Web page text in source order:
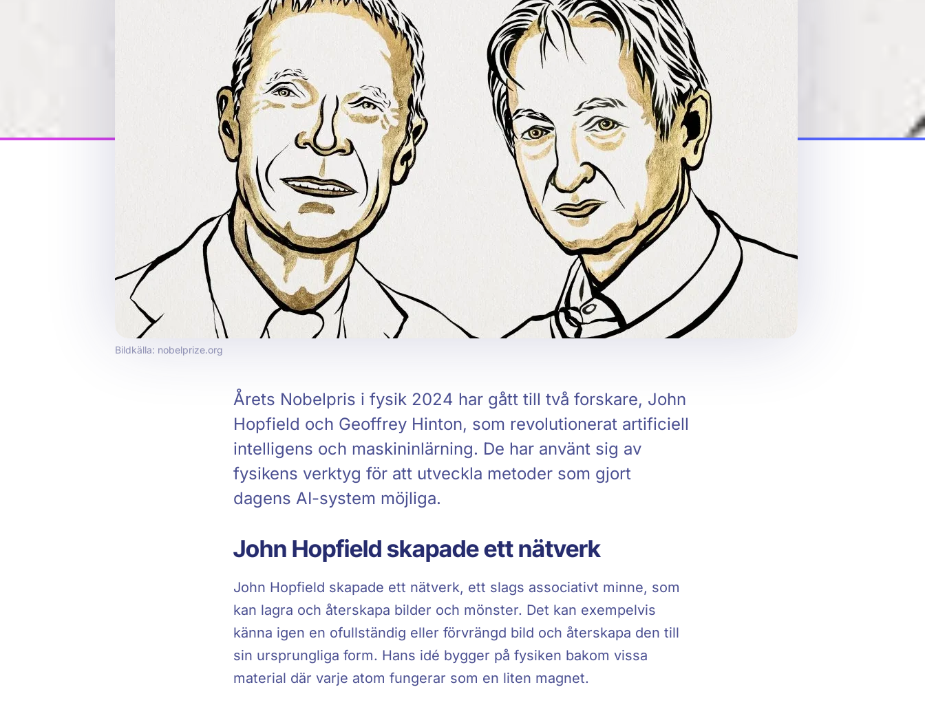
Bildkälla: nobelprize.org
Årets Nobelpris i fysik 2024 har gått till två forskare, John
Hopfield och Geoffrey Hinton, som revolutionerat artificiell
intelligens och maskininlärning. De har använt sig av
fysikens verktyg för att utveckla metoder som gjort
dagens AI-system möjliga.
John Hopfield skapade ett nätverk
John Hopfield skapade ett nätverk, ett slags associativt minne, som
kan lagra och återskapa bilder och mönster. Det kan exempelvis
känna igen en ofullständig eller förvrängd bild och återskapa den till
sin ursprungliga form. Hans idé bygger på fysiken bakom vissa
material där varje atom fungerar som en liten magnet.